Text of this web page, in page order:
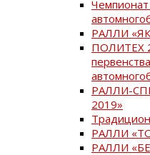
РАЛЛИ
ПОЛИТЕХ
РАЛЛИ-
2019»
РАЛЛИ
РАЛЛИ